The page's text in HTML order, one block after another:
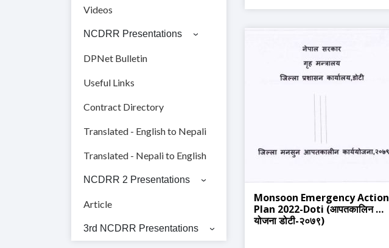
Videos
NCDRR Presentations
DPNet Bulletin
Useful Links
Contract Directory
Translated - English to Nepali
Translated - Nepali to English
NCDRR 2 Presentations
Article
3rd NCDRR Presentations
Monsoon Emergency Action
Plan 2022-Doti (आपतकालिन कार्य
योजना डोटी-२०७९)